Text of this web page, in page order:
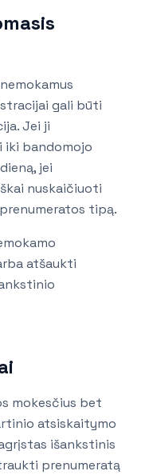
gali būti
Jei ji
iki bandomojo
jei
nuskaičiuoti
tipą.
atšaukti
mokesčius bet
atsiskaitymo
išankstinis
prenumeratą